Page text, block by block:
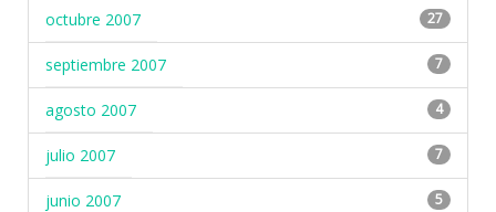
octubre 2007 27
septiembre 2007 7
agosto 2007 4
julio 2007 7
junio 2007 5